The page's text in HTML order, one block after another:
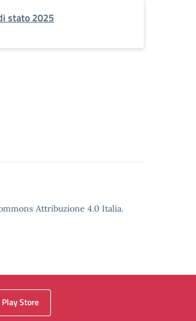
stato 2025
Attribuzione 4.0 Italia.
Play Store